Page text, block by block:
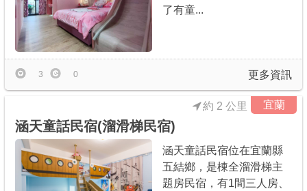
了有童...
更多資訊
3 0
宜蘭
涵天童話民宿(溜滑梯民宿)
約 2 公里
涵天童話民宿位在宜蘭縣
五結鄉，是棟全溜滑梯主
題房民宿，有1間三人房、